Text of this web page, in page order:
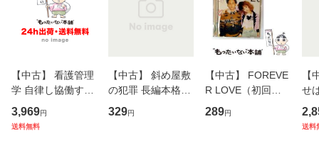
【中古】 看護管理
学 自律し協働する
専門職の看護マネ
ジメントスキル 改
3,969円
送料無料
【中古】 斜め屋敷
の犯罪 長編本格推
理小説 (光文社文
庫) / 島田荘司 / 光
329円
【中古】 FOREVE
R LOVE（初回生
産限定盤） / 清水
翔太×加藤ミリヤ /
289円
【
せ
タ
送料